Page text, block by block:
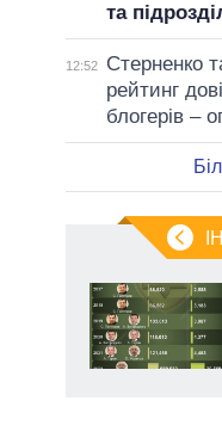
та
12:52
Стерненко
рейтинг
блогерів –